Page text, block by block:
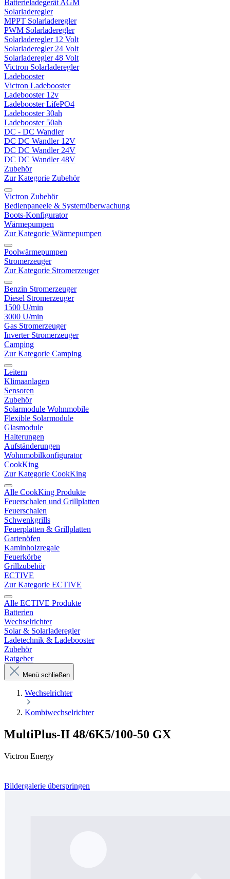
Batterieladegerät AGM
Solarladeregler
MPPT Solarladeregler
PWM Solarladeregler
Solarladeregler 12 Volt
Solarladeregler 24 Volt
Solarladeregler 48 Volt
Victron Solarladeregler
Ladebooster
Victron Ladebooster
Ladebooster 12v
Ladebooster LifePO4
Ladebooster 30ah
Ladebooster 50ah
DC - DC Wandler
DC DC Wandler 12V
DC DC Wandler 24V
DC DC Wandler 48V
Zubehör
Zur Kategorie Zubehör
Victron Zubehör
Bedienpaneele & Systemüberwachung
Boots-Konfigurator
Wärmepumpen
Zur Kategorie Wärmepumpen
Poolwärmepumpen
Stromerzeuger
Zur Kategorie Stromerzeuger
Benzin Stromerzeuger
Diesel Stromerzeuger
1500 U/min
3000 U/min
Gas Stromerzeuger
Inverter Stromerzeuger
Camping
Zur Kategorie Camping
Leitern
Klimaanlagen
Sensoren
Zubehör
Solarmodule Wohnmobile
Flexible Solarmodule
Glasmodule
Halterungen
Aufständerungen
Wohnmobilkonfigurator
CookKing
Zur Kategorie CookKing
Alle CookKing Produkte
Feuerschalen und Grillplatten
Feuerschalen
Schwenkgrills
Feuerplatten & Grillplatten
Gartenöfen
Kaminholzregale
Feuerkörbe
Grillzubehör
ECTIVE
Zur Kategorie ECTIVE
Alle ECTIVE Produkte
Batterien
Wechselrichter
Solar & Solarladeregler
Ladetechnik & Ladebooster
Zubehör
Ratgeber
Menü schließen
Wechselrichter
Kombiwechselrichter
MultiPlus-II 48/6K5/100-50 GX
Victron Energy
Bildergalerie überspringen